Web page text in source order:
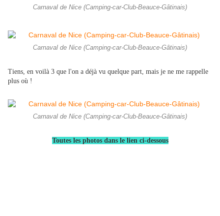
Carnaval de Nice (Camping-car-Club-Beauce-Gâtinais)
Carnaval de Nice (Camping-car-Club-Beauce-Gâtinais)
Tiens, en voilà 3 que l'on a déjà vu quelque part, mais je ne me rappelle
plus où !
Carnaval de Nice (Camping-car-Club-Beauce-Gâtinais)
Toutes les photos dans le lien ci-dessous